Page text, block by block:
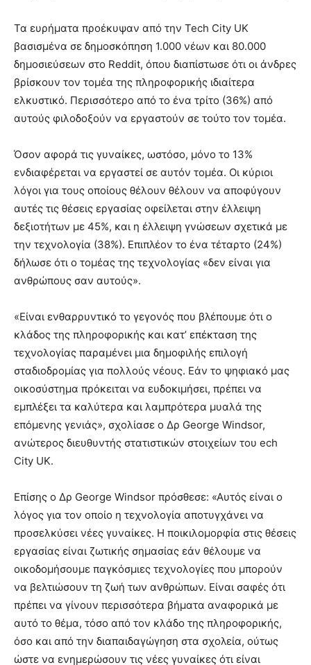
Τα ευρήματα προέκυψαν από την Tech City UK
βασισμένα σε δημοσκόπηση 1.000 νέων και 80.000
δημοσιεύσεων στο Reddit, όπου διαπίστωσε ότι οι άνδρες
βρίσκουν τον τομέα της πληροφορικής ιδιαίτερα
ελκυστικό. Περισσότερο από το ένα τρίτο (36%) από
αυτούς φιλοδοξούν να εργαστούν σε τούτο τον τομέα.
Όσον αφορά τις γυναίκες, ωστόσο, μόνο το 13%
ενδιαφέρεται να εργαστεί σε αυτόν τομέα. Οι κύριοι
λόγοι για τους οποίους θέλουν θέλουν να αποφύγουν
αυτές τις θέσεις εργασίας οφείλεται στην έλλειψη
δεξιοτήτων με 45%, και η έλλειψη γνώσεων σχετικά με
την τεχνολογία (38%). Επιπλέον το ένα τέταρτο (24%)
δήλωσε ότι ο τομέας της τεχνολογίας «δεν είναι για
ανθρώπους σαν αυτούς».
«Είναι ενθαρρυντικό το γεγονός που βλέπουμε ότι ο
κλάδος της πληροφορικής και κατ’ επέκταση της
τεχνολογίας παραμένει μια δημοφιλής επιλογή
σταδιοδρομίας για πολλούς νέους. Εάν το ψηφιακό μας
οικοσύστημα πρόκειται να ευδοκιμήσει, πρέπει να
εμπλέξει τα καλύτερα και λαμπρότερα μυαλά της
επόμενης γενιάς», σχολίασε ο Δρ George Windsor,
ανώτερος διευθυντής στατιστικών στοιχείων του ech
City UK.
Επίσης ο Δρ George Windsor πρόσθεσε: «Αυτός είναι ο
λόγος για τον οποίο η τεχνολογία αποτυγχάνει να
προσελκύσει νέες γυναίκες. Η ποικιλομορφία στις θέσεις
εργασίας είναι ζωτικής σημασίας εάν θέλουμε να
οικοδομήσουμε παγκόσμιες τεχνολογίες που μπορούν
να βελτιώσουν τη ζωή των ανθρώπων. Είναι σαφές ότι
πρέπει να γίνουν περισσότερα βήματα αναφορικά με
αυτό το θέμα, τόσο από τον κλάδο της πληροφορικής,
όσο και από την διαπαιδαγώγηση στα σχολεία, ούτως
ώστε να ενημερώσουν τις νέες γυναίκες ότι είναι